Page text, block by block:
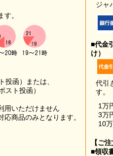
。
投函）または、
スト投函）
用いただけません
商品のみとなります。
ジャ
■代金
け）
代引
す。
1万
3万
10
【ご
■領収